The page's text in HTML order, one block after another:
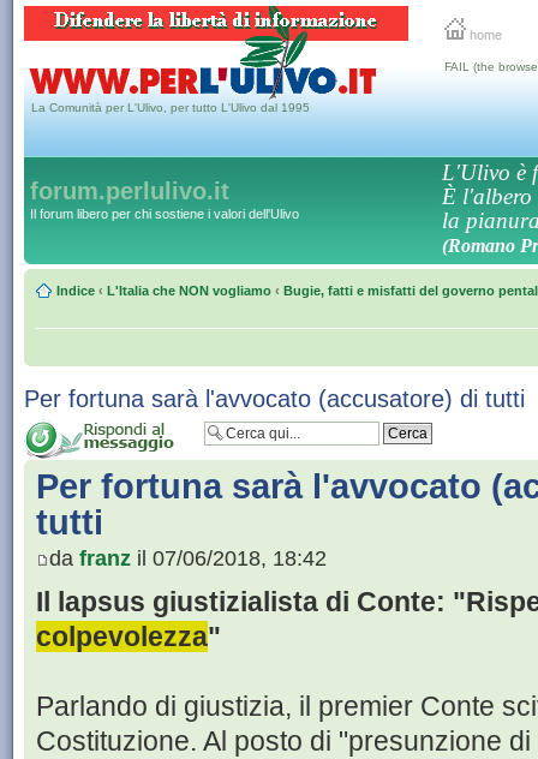
home
La Comunità per L'Ulivo, per tutto L'Ulivo dal 1995
FAIL (the
forum.perlulivo.it
Il forum libero per chi sostiene i valori dell'Ulivo
L'Ulivo è
È l'albero
la
(Romano
Indice ‹ L'Italia che NON vogliamo ‹ Bugie, fatti e misfatti del governo
Per fortuna sarà l'avvocato (accusatore) di tutti
Per fortuna sarà l'avvocato
tutti
da franz il 07/06/2018, 18:42
Il lapsus giustizialista di Conte:
colpevolezza"
Parlando di giustizia, il premier Conte
Costituzione. Al posto di "presunzione